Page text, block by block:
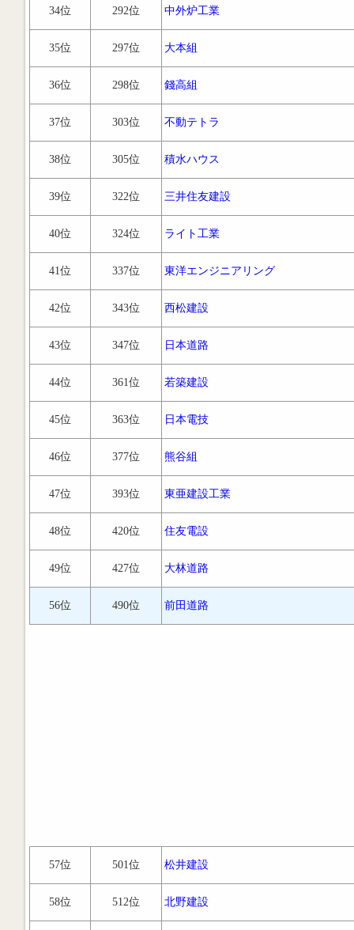
34位 292位 中外炉工業
35位 297位 大本組
36位 298位 錢高組
37位 303位 不動テトラ
38位 305位 積水ハウス
39位 322位 三井住友建設
40位 324位 ライト工業
41位 337位 東洋エンジニアリング
42位 343位 西松建設
43位 347位 日本道路
44位 361位 若築建設
45位 363位 日本電技
46位 377位 熊谷組
47位 393位 東亜建設工業
48位 420位 住友電設
49位 427位 大林道路
56位 490位 前田道路
57位 501位 松井建設
58位 512位 北野建設